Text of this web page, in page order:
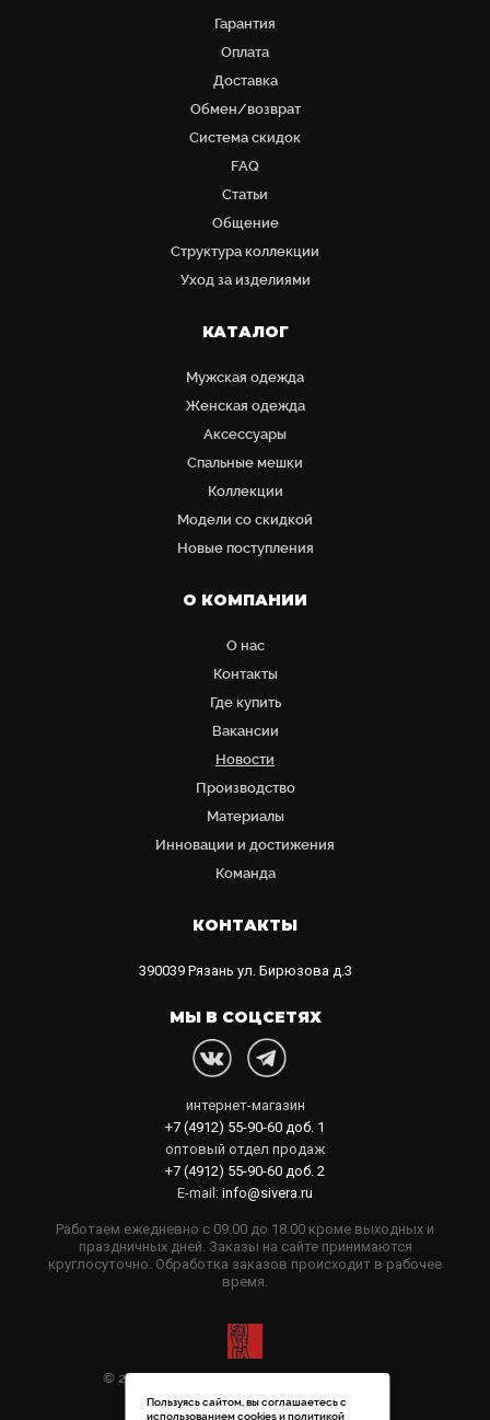
Гарантия
Оплата
Доставка
Обмен/возврат
Система скидок
FAQ
Статьи
Общение
Структура коллекции
Уход за изделиями
КАТАЛОГ
Мужская одежда
Женская одежда
Аксессуары
Cпальные мешки
Коллекции
Модели со скидкой
Новые поступления
О КОМПАНИИ
О нас
Контакты
Где купить
Вакансии
Новости
Производство
Материалы
Инновации и достижения
Команда
КОНТАКТЫ
390039 Рязань ул. Бирюзова д.3
МЫ В СОЦСЕТЯХ
интернет-магазин
+7 (4912) 55-90-60 доб. 1
оптовый отдел продаж
+7 (4912) 55-90-60 доб. 2
E-mail: info@sivera.ru
Работаем ежедневно с 09.00 до 18.00 кроме выходных и
праздничных дней. Заказы на сайте принимаются
круглосуточно. Обработка заказов происходит в рабочее
время.
© 2006-2026 Sivera. Все права защищены
Политика конфиденциальности
Пользуясь сайтом, вы соглашаетесь с
использованием cookies иполитикой